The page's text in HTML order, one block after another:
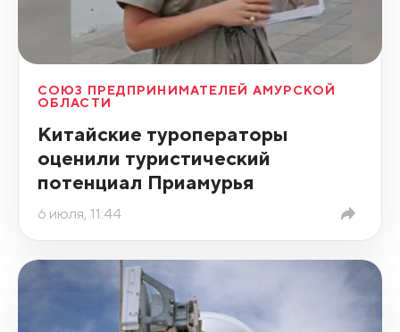
СОЮЗ ПРЕДПРИНИМАТЕЛЕЙ АМУРСКОЙ
ОБЛАСТИ
Китайские туроператоры
оценили туристический
потенциал Приамурья
6 июля, 11:44